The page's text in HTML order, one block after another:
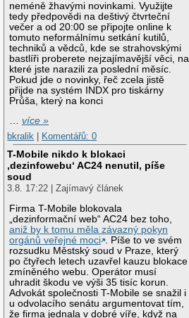
neméně žhavými novinkami. Využijte
tedy předpovědi na deštivý čtvrteční
večer a od 20:00 se připojte online k
tomuto neformálnímu setkání kutilů,
techniků a vědců, kde se strahovskými
bastlíři proberete nejzajímavější věci, na
které jste narazili za poslední měsíc.
Pokud jde o novinky, řeč zcela jistě
přijde na systém INDX pro tiskárny
Průša, který na konci
…více »
bkralik | Komentářů: 0
T-Mobile nikdo k blokaci
‚dezinfowebu‘ AC24 nenutil, píše
soud
3.8. 17:22 | Zajímavý článek
Firma T-Mobile blokovala
„dezinformační web“ AC24 bez toho,
aniž by k tomu měla závazný pokyn
orgánů veřejné moci
. Píše to ve svém
rozsudku Městský soud v Praze, který
po čtyřech letech uzavřel kauzu blokace
zmíněného webu. Operátor musí
uhradit škodu ve výši 35 tisíc korun.
Advokát společnosti T-Mobile se snažil i
u odvolacího senátu argumentovat tím,
že firma jednala v dobré víře, když na